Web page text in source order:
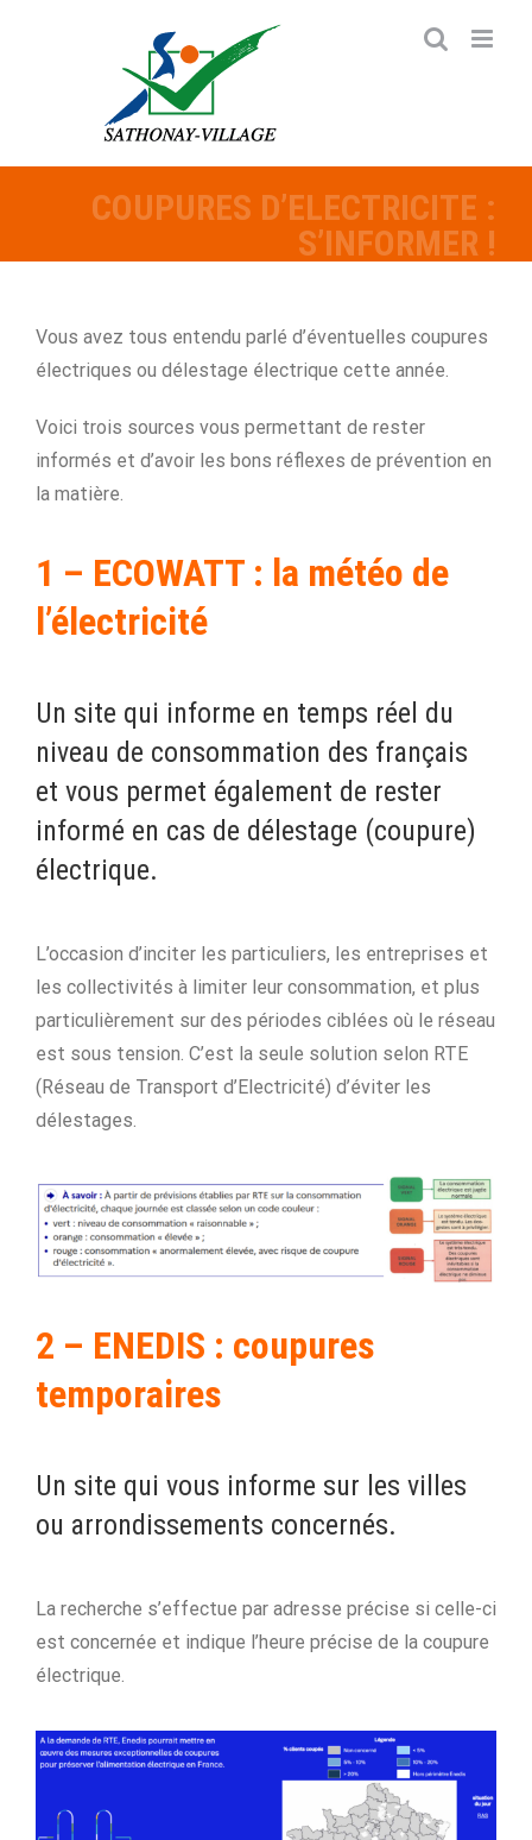
COUPURES D’ELECTRICITE :
S’INFORMER !
Vous avez tous entendu parlé d’éventuelles coupures
électriques ou délestage électrique cette année.
Voici trois sources vous permettant de rester
informés et d’avoir les bons réflexes de prévention en
la matière.
1 – ECOWATT : la météo de
l’électricité
Un site qui informe en temps réel du
niveau de consommation des français
et vous permet également de rester
informé en cas de délestage (coupure)
électrique.
L’occasion d’inciter les particuliers, les entreprises et
les collectivités à limiter leur consommation, et plus
particulièrement sur des périodes ciblées où le réseau
est sous tension. C’est la seule solution selon RTE
(Réseau de Transport d’Electricité) d’éviter les
délestages.
2 – ENEDIS : coupures
temporaires
Un site qui vous informe sur les villes
ou arrondissements concernés.
La recherche s’effectue par adresse précise si celle-ci
est concernée et indique l’heure précise de la coupure
électrique.